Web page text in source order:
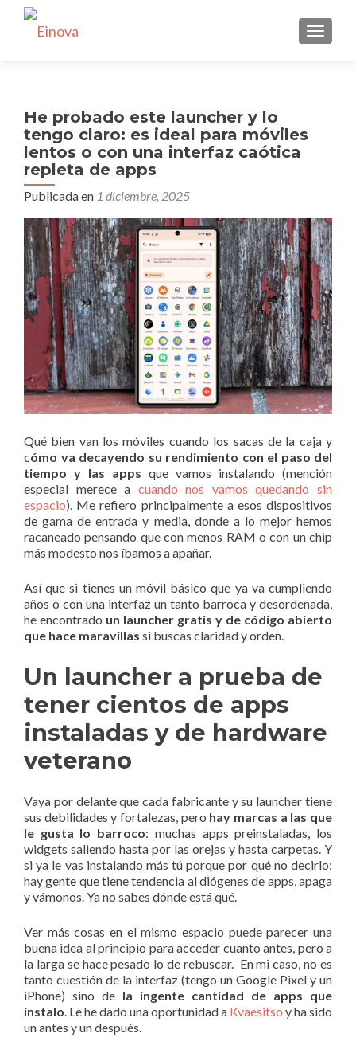
He probado este launcher y lo
tengo claro: es ideal para móviles
lentos o con una interfaz caótica
repleta de apps
Publicada en 1 diciembre, 2025
Qué bien van los móviles cuando los sacas de la caja y
cómo va decayendo su rendimiento con el paso del
tiempo y las apps que vamos instalando (mención
especial merece a cuando nos vamos quedando sin
espacio). Me refiero principalmente a esos dispositivos
de gama de entrada y media, donde a lo mejor hemos
racaneado pensando que con menos RAM o con un chip
más modesto nos íbamos a apañar.
Así que si tienes un móvil básico que ya va cumpliendo
años o con una interfaz un tanto barroca y desordenada,
he encontrado un launcher gratis y de código abierto
que hace maravillas si buscas claridad y orden.
Un launcher a prueba de
tener cientos de apps
instaladas y de hardware
veterano
Vaya por delante que cada fabricante y su launcher tiene
sus debilidades y fortalezas, pero hay marcas a las que
le gusta lo barroco: muchas apps preinstaladas, los
widgets saliendo hasta por las orejas y hasta carpetas. Y
si ya le vas instalando más tú porque por qué no decirlo:
hay gente que tiene tendencia al diógenes de apps, apaga
y vámonos. Ya no sabes dónde está qué.
Ver más cosas en el mismo espacio puede parecer una
buena idea al principio para acceder cuanto antes, pero a
la larga se hace pesado lo de rebuscar. En mi caso, no es
tanto cuestión de la interfaz (tengo un Google Pixel y un
iPhone) sino de la ingente cantidad de apps que
instalo. Le he dado una oportunidad a Kvaesitso y ha sido
un antes y un después.